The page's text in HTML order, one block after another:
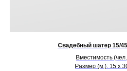
Свадебный шатер 15/
Вместимость
Размер (м.): 15 х